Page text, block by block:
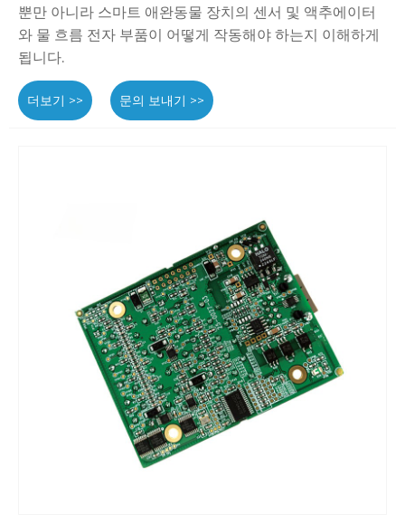
뿐만 아니라 스마트 애완동물 장치의 센서 및 액추에이터
와 물 흐름 전자 부품이 어떻게 작동해야 하는지 이해하게
됩니다.
더보기 >> 문의 보내기 >>